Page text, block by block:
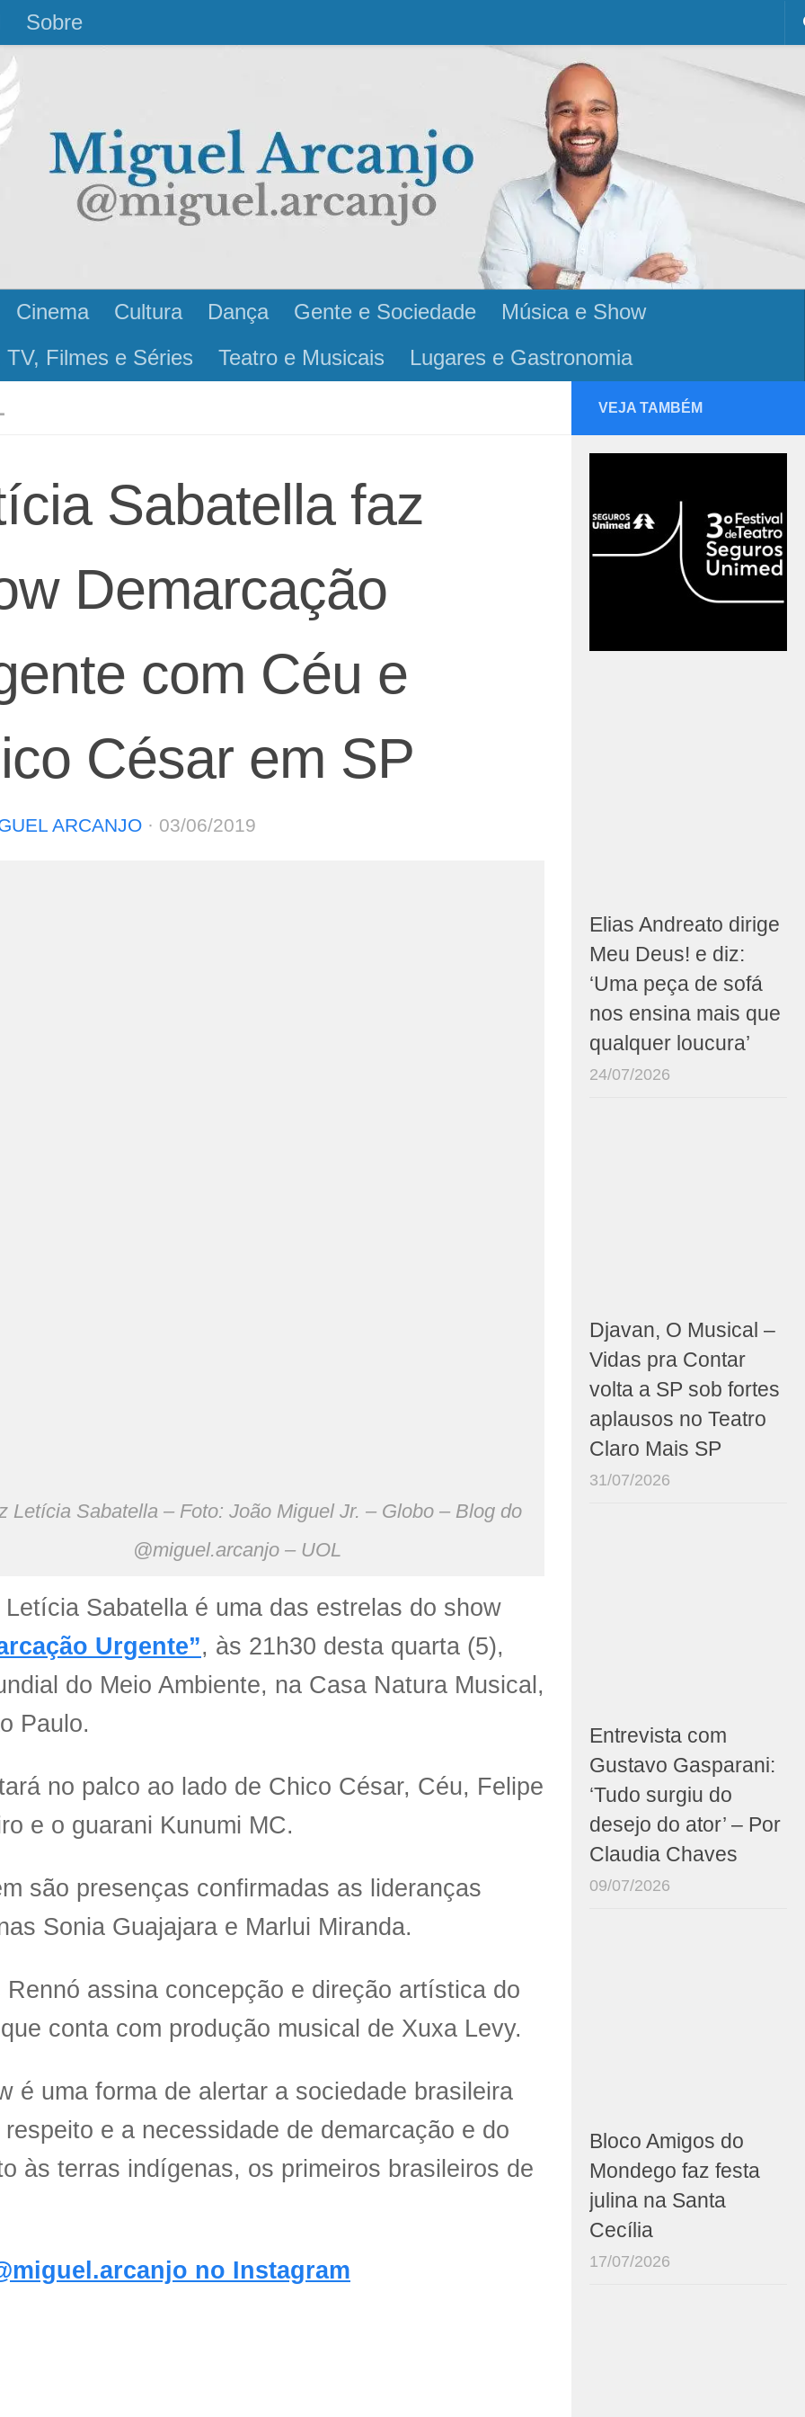
Sobre
Cinema Cultura Dança Gente e Sociedade
Música e Show
TV, Filmes e Séries Teatro e Musicais Lugares e Gastronomia
Sabatella faz
Demarcação
com Céu e
César em SP
ARCANJO · 03/06/2019
Letícia Sabatella – Foto: João Miguel Jr. – Globo – Blog do
@miguel.arcanjo – UOL
Letícia Sabatella é uma das estrelas do show
Urgente”, às 21h30 desta quarta (5),
do Meio Ambiente, na Casa Natura Musical,
Paulo.
no palco ao lado de Chico César, Céu, Felipe
e o guarani Kunumi MC.
são presenças confirmadas as lideranças
Sonia Guajajara e Marlui Miranda.
Rennó assina concepção e direção artística do
conta com produção musical de Xuxa Levy.
é uma forma de alertar a sociedade brasileira
respeito e a necessidade de demarcação e do
às terras indígenas, os primeiros brasileiros de
no Instagram
VEJA TAMBÉM
Elias Andreato dirige
Meu Deus! e diz:
‘Uma peça de sofá
nos ensina mais que
qualquer loucura’
24/07/2026
Djavan, O Musical –
Vidas pra Contar
volta a SP sob fortes
aplausos no Teatro
Claro Mais SP
31/07/2026
Entrevista com
Gustavo Gasparani:
‘Tudo surgiu do
desejo do ator’ – Por
Claudia Chaves
09/07/2026
Bloco Amigos do
Mondego faz festa
julina na Santa
Cecília
17/07/2026